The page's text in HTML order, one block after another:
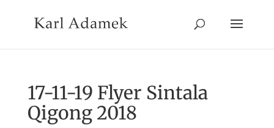
17-11-19 Flyer Sintala
Qigong 2018